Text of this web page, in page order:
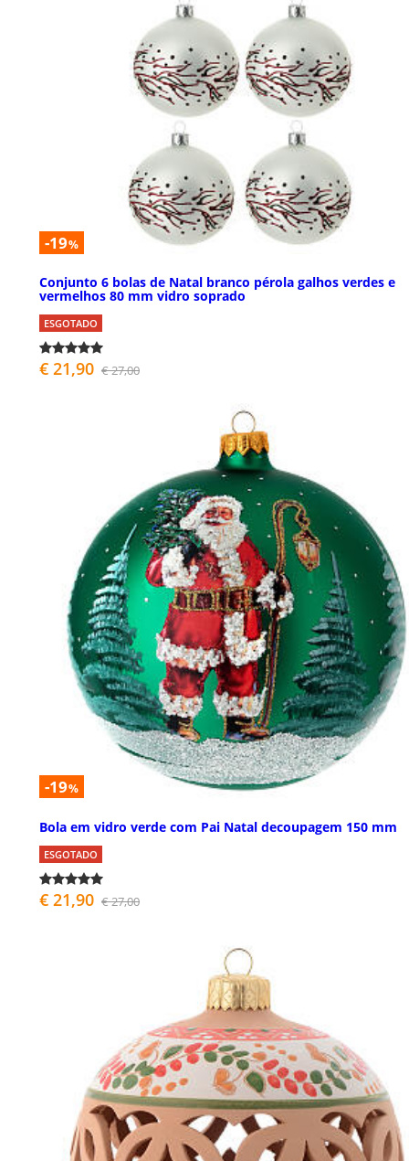
-19%
Conjunto 6 bolas de Natal branco pérola galhos verdes e
vermelhos 80 mm vidro soprado
ESGOTADO
€ 21,90 € 27,00
-19%
Bola em vidro verde com Pai Natal decoupagem 150 mm
ESGOTADO
€ 21,90 € 27,00